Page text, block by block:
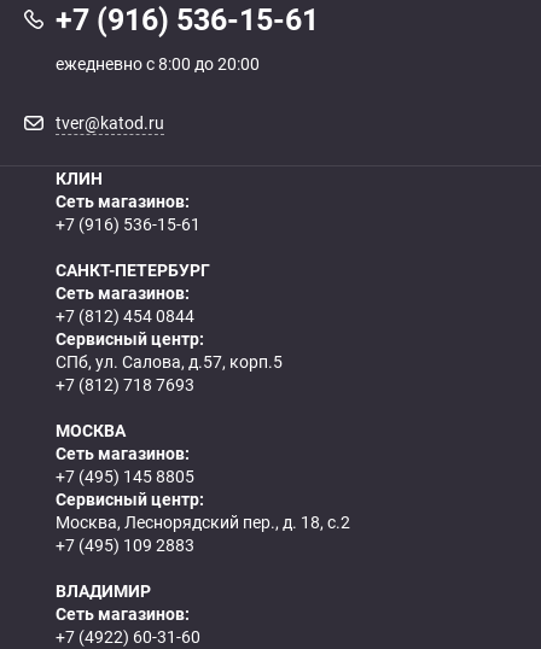
+7 (916) 536-15-61
ежедневно с 8:00 до 20:00
tver@katod.ru
КЛИН
Сеть магазинов:
+7 (916) 536-15-61
САНКТ-ПЕТЕРБУРГ
Сеть магазинов:
+7 (812) 454 0844
Сервисный центр:
СПб, ул. Салова, д.57, корп.5
+7 (812) 718 7693
МОСКВА
Сеть магазинов:
+7 (495) 145 8805
Сервисный центр:
Москва, Леснорядский пер., д. 18, с.2
+7 (495) 109 2883
ВЛАДИМИР
Сеть магазинов:
+7 (4922) 60-31-60